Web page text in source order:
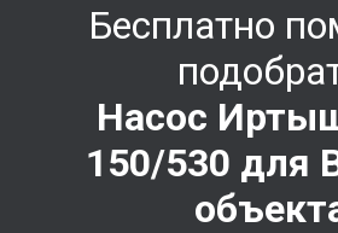
Бесплатно
Насос
150/530 для